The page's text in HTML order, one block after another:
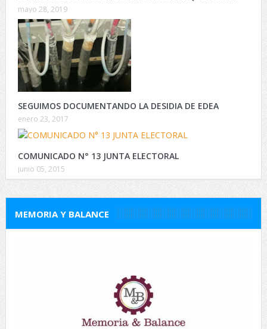
mayo 28, 2019
SEGUIMOS DOCUMENTANDO LA DESIDIA DE EDEA
enero 23, 2017
COMUNICADO N° 13 JUNTA ELECTORAL
junio 05, 2015
MEMORIA Y BALANCE